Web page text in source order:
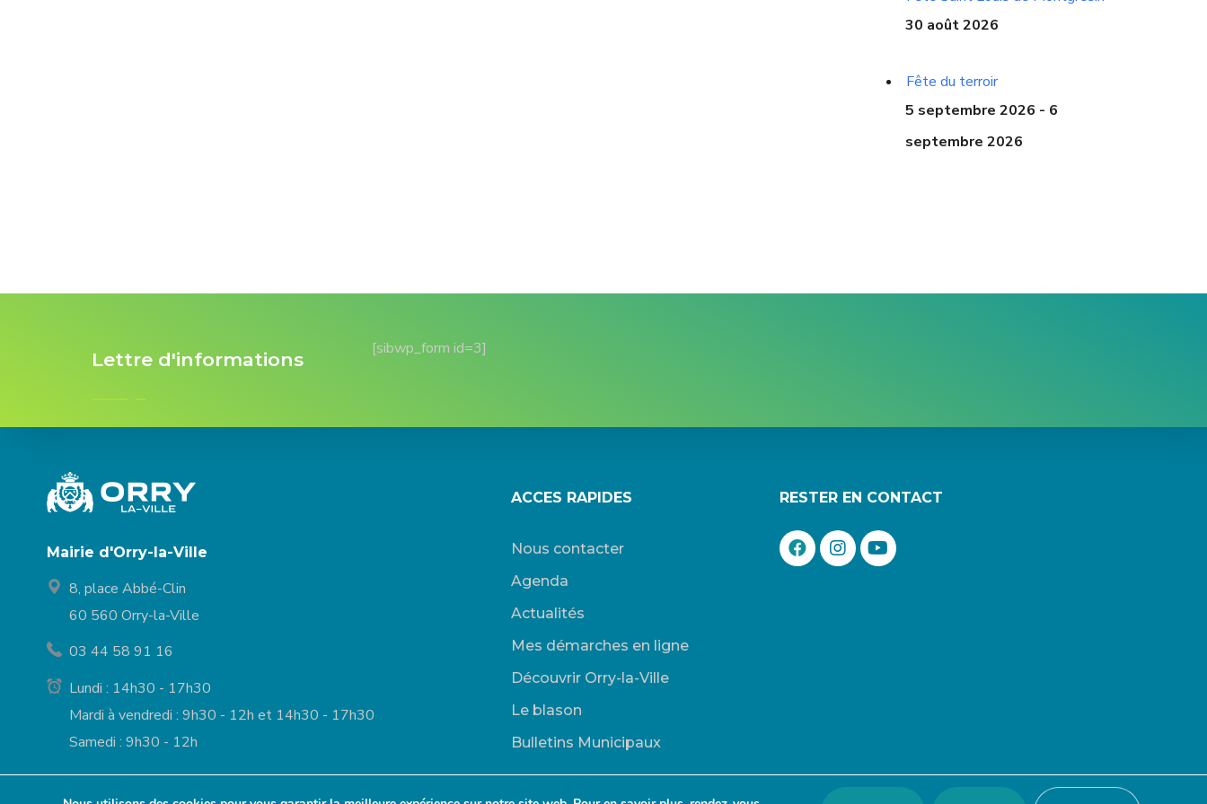
30 août 2026
Fête du terroir
5 septembre 2026 - 6
septembre 2026
Lettre d'informations [sibwp_form id=3]
Mairie d'Orry-la-Ville
8, place Abbé-Clin
60 560 Orry-la-Ville
03 44 58 91 16
Lundi : 14h30 - 17h30
Mardi à vendredi : 9h30 - 12h et 14h30 - 17h30
Samedi : 9h30 - 12h
ACCES RAPIDES
Nous contacter
Agenda
Actualités
Mes démarches en ligne
Découvrir Orry-la-Ville
Le blason
Bulletins Municipaux
RESTER EN CONTACT